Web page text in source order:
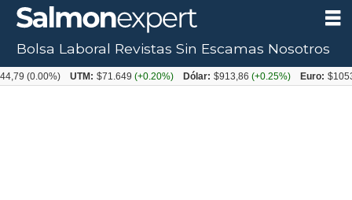
Bolsa Laboral Revistas Sin Escamas Nosotros
UTM: $71.649(+0.20%) Dólar: $913,86(+0.25%) Euro: $1053,08(-